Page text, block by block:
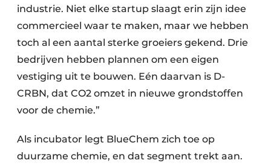
industrie. Niet elke startup slaagt erin zijn idee
commercieel waar te maken, maar we hebben
toch al een aantal sterke groeiers gekend. Drie
bedrijven hebben plannen om een eigen
vestiging uit te bouwen. Eén daarvan is D-
CRBN, dat CO2 omzet in nieuwe grondstoffen
voor de chemie.”
Als incubator legt BlueChem zich toe op
duurzame chemie, en dat segment trekt aan.